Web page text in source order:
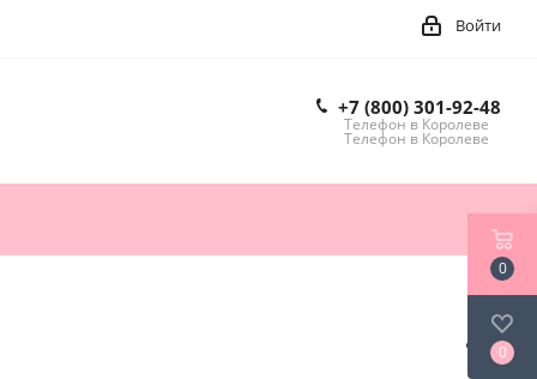
Войти
+7 (800) 301-92-48
Телефон в Королеве
Телефон в Королеве
0
0